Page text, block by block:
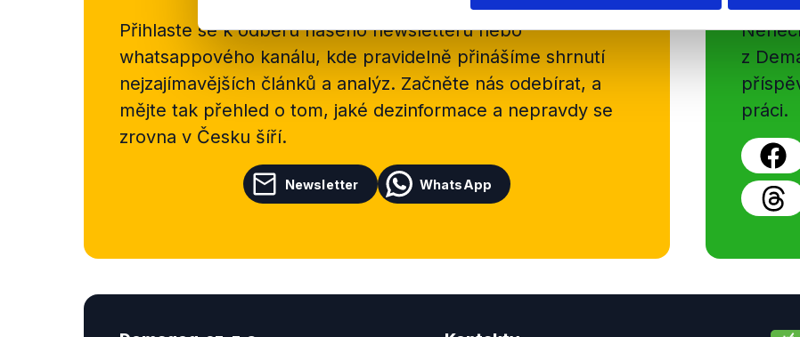
Přihlaste se k odběru našehonewsletteru nebo
whatsappového kanálu, kde pravidelně přinášíme shrnutí
nejzajímavějších článků a analýz. Začněte nás odebírat, a
mějte tak přehled o tom, jaké dezinformace a nepravdy se
zrovna v Česku šíří.
Newsletter WhatsApp
z
práci.